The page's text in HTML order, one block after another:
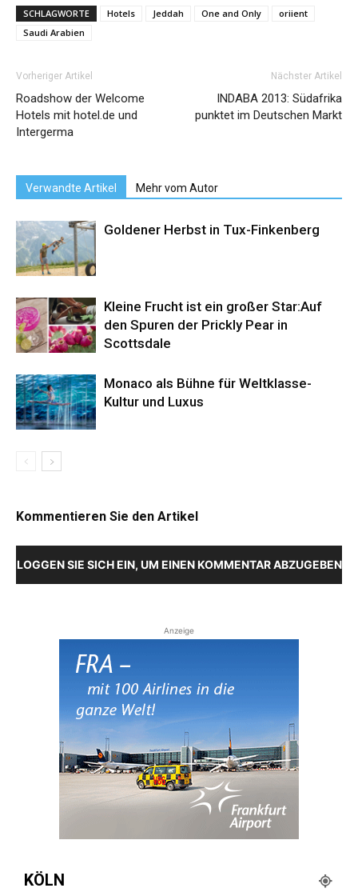
SCHLAGWORTE Hotels Jeddah One and Only
oriient
Saudi Arabien
Vorheriger Artikel
Roadshow der Welcome
Hotels mit hotel.de und
Intergerma
Nächster Artikel
INDABA 2013: Südafrika
punktet im Deutschen Markt
Verwandte Artikel Mehr vom Autor
Goldener Herbst in Tux-Finkenberg
Kleine Frucht ist ein großer Star:Auf
den Spuren der Prickly Pear in
Scottsdale
Monaco als Bühne für Weltklasse-
Kultur und Luxus
Kommentieren Sie den Artikel
LOGGEN SIE SICH EIN, UM EINEN KOMMENTAR ABZUGEBEN
Anzeige
KÖLN